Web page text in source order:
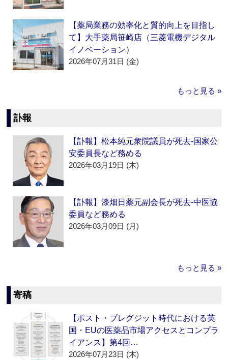
【薬局業務の効率化と質的向上を目指し
て】大手薬局笹崎店（三菱電機デジタル
イノベーション）
2026年07月31日 (金)
もっと見る »
訃報
【訃報】松本純元衆院議員が死去‐国家公
安委員長など務める
2026年03月19日 (木)
【訃報】漆畑日薬元副会長が死去‐中医協
委員など務める
2026年03月09日 (月)
もっと見る »
寄稿
【ポスト・ブレグジット時代における英
国・EUの医薬品市場アクセスとコンプラ
イアンス】第4回…
2026年07月23日 (木)